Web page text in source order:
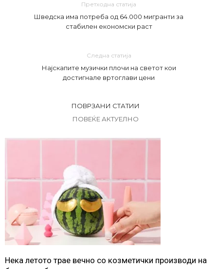
Претходна статија
Шведска има потреба од 64.000 мигранти за
стабилен економски раст
Следна статија
Најскапите музички плочи на светот кои
достигнале вртоглави цени
ПОВРЗАНИ СТАТИИ
ПОВЕЌЕ АКТУЕЛНО
Нека летото трае вечно со козметички производи на